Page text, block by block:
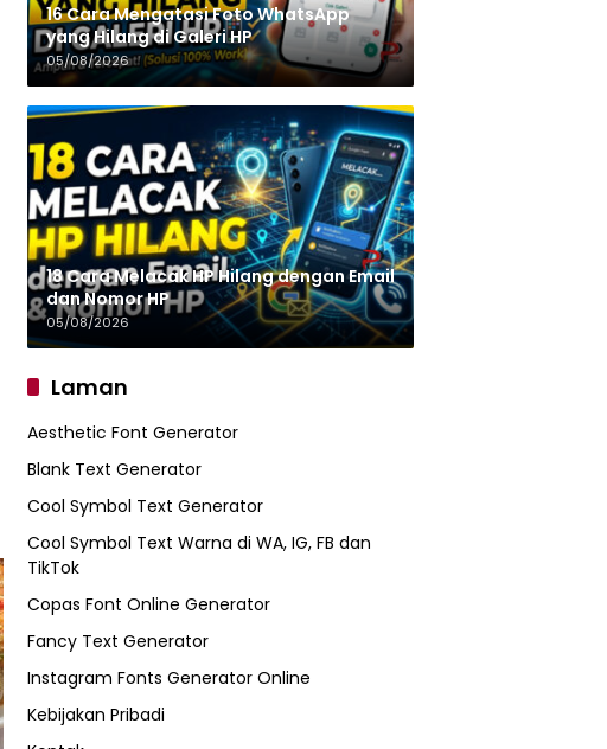
16 Cara Mengatasi Foto WhatsApp
yang Hilang di Galeri HP
05/08/2026
18 Cara Melacak HP Hilang dengan Email
dan Nomor HP
05/08/2026
Laman
Aesthetic Font Generator
Blank Text Generator
Cool Symbol Text Generator
Cool Symbol Text Warna di WA, IG, FB dan
TikTok
Copas Font Online Generator
Fancy Text Generator
Instagram Fonts Generator Online
Kebijakan Pribadi